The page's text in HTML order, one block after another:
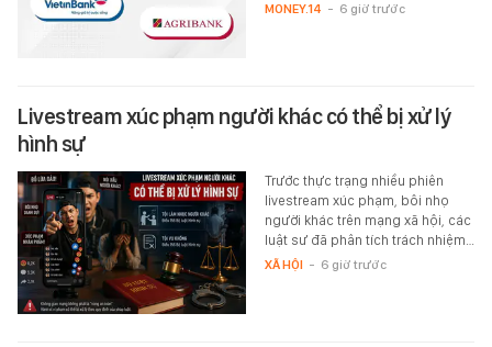
MONEY.14 - 6 giờ trước
Livestream xúc phạm người khác có thể bị xử lý
hình sự
Trước thực trạng nhiều phiên
livestream xúc phạm, bôi nhọ
người khác trên mạng xã hội, các
luật sư đã phân tích trách nhiệm…
XÃ HỘI - 6 giờ trước